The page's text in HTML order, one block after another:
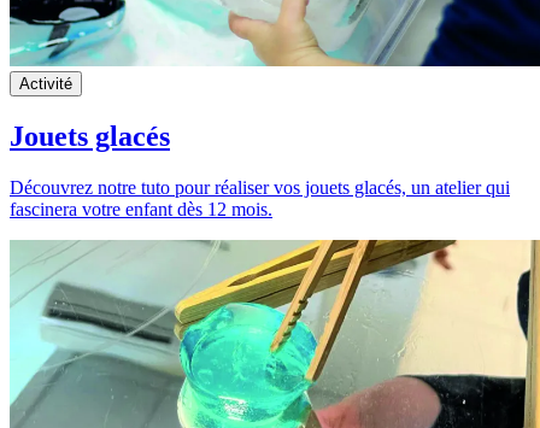
Activité
Jouets glacés
Découvrez notre tuto pour réaliser vos jouets glacés, un atelier qui
fascinera votre enfant dès 12 mois.